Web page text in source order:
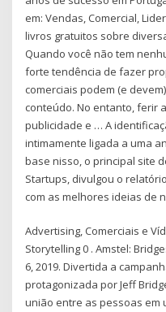
em: Vendas, Comercial,
livros gratuitos sobre
Quando você não tem
forte tendência de fazer
comerciais podem (e
conteúdo. No entanto, ferir
publicidade e … A
intimamente ligada a uma
base nisso, o principal site
Startups, divulgou o
com as melhores ideias de
Advertising, Comerciais e
Storytelling 0 . Amstel:
6, 2019. Divertida a
protagonizada por Jeff
união entre as pessoas em